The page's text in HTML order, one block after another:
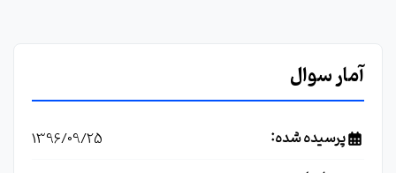
آمار سوال
پرسیده شده: 1396/09/25